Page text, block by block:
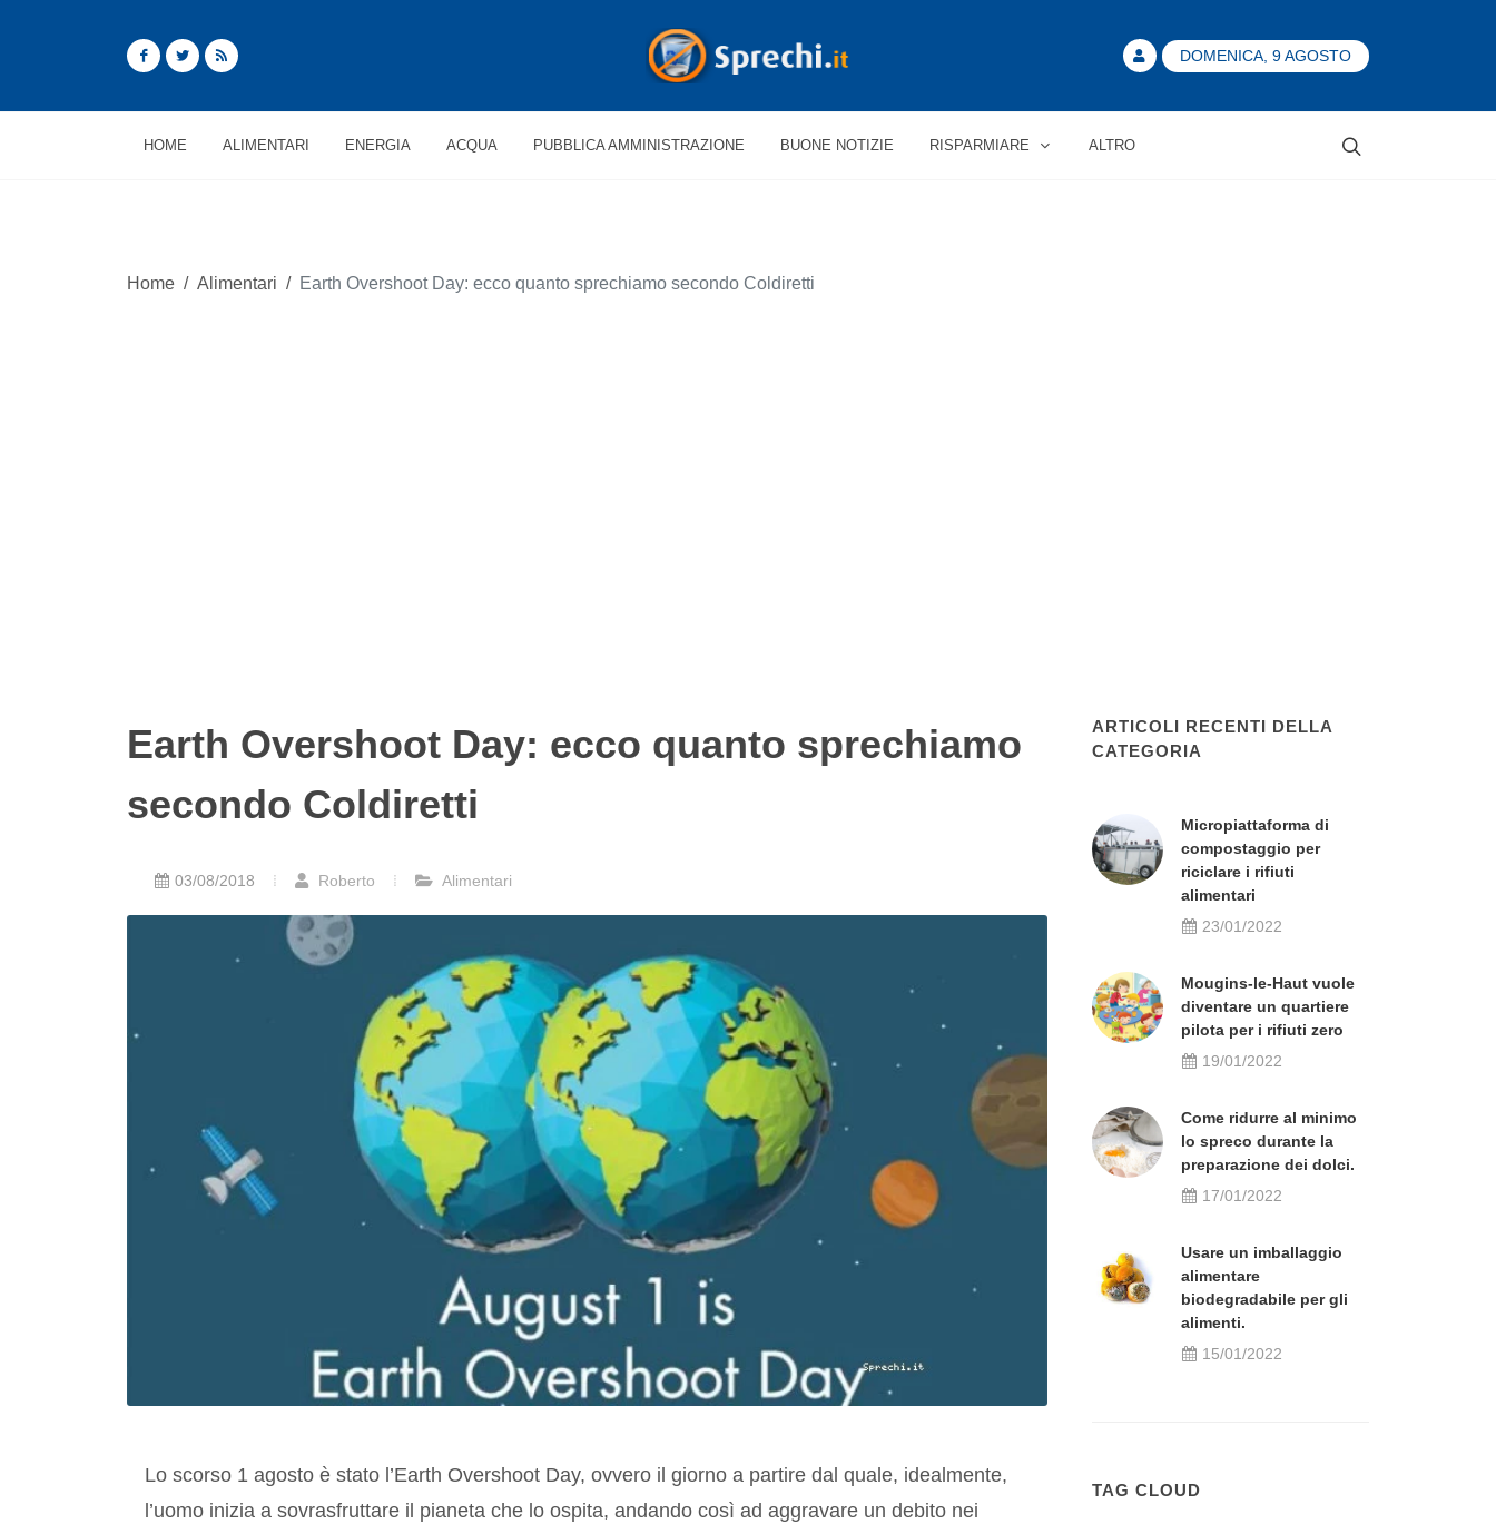
DOMENICA, 9 AGOSTO
HOME ALIMENTARI ENERGIA ACQUA PUBBLICA AMMINISTRAZIONE BUONE NOTIZIE RISPARMIARE ALTRO
Home / Alimentari / Earth Overshoot Day: ecco quanto sprechiamo secondo Coldiretti
Earth Overshoot Day: ecco quanto sprechiamo
secondo Coldiretti
03/08/2018 Roberto Alimentari
Lo scorso 1 agosto è stato l’Earth Overshoot Day, ovvero il giorno a partire dal quale, idealmente,
l’uomo inizia a sovrasfruttare il pianeta che lo ospita, andando così ad aggravare un debito nei
ARTICOLI RECENTI DELLA
CATEGORIA
Micropiattaforma di
compostaggio per
riciclare i rifiuti
alimentari
23/01/2022
Mougins-le-Haut vuole
diventare un quartiere
pilota per i rifiuti zero
19/01/2022
Come ridurre al minimo
lo spreco durante la
preparazione dei dolci.
17/01/2022
Usare un imballaggio
alimentare
biodegradabile per gli
alimenti.
15/01/2022
TAG CLOUD